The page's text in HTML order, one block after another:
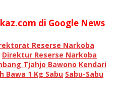
di Google News
Reserse Narkoba
Direktur Reserse Narkoba
Tjahjo Bawono Kendari
Bawa 1 Kg Sabu Sabu-Sabu